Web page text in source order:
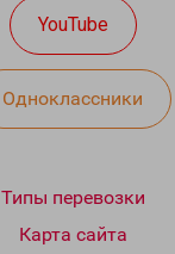
YouTube
Одноклассники
Типы перевозки
Карта сайта